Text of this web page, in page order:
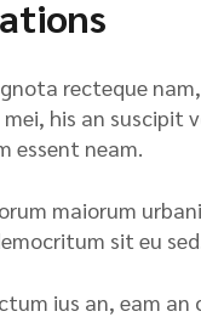
recteque
mei, his an suscipit
essent neam.
maiorum
sit eu
ius an, eam an